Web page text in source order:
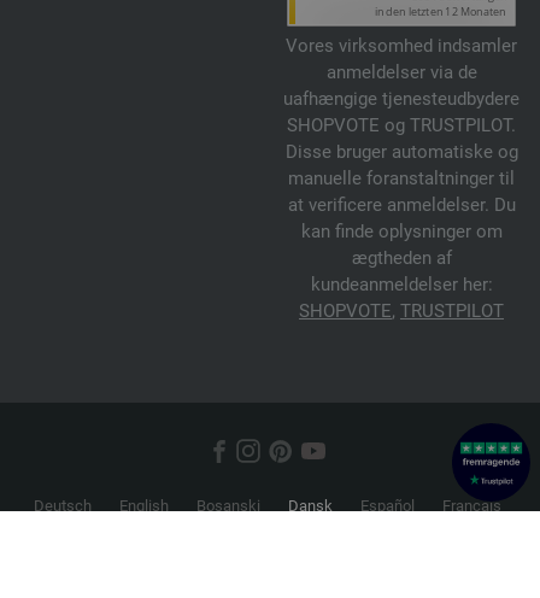
Vores virksomhed indsamler
anmeldelser via de
uafhængige tjenesteudbydere
SHOPVOTE og TRUSTPILOT.
Disse bruger automatiske og
manuelle foranstaltninger til
at verificere anmeldelser. Du
kan finde oplysninger om
ægtheden af
kundeanmeldelser her:
SHOPVOTE, TRUSTPILOT
Deutsch English Bosanski Dansk Español
Français